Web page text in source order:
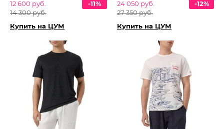
12 600 руб.
14 300 руб.
-11%
Купить на ЦУМ
24 050 руб.
27 350 руб.
-12%
Купить на ЦУМ